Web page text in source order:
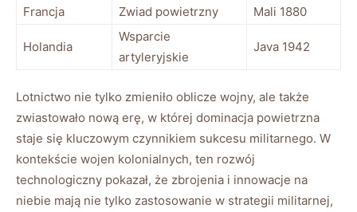
Francja
Zwiad powietrzny Mali 1880
Holandia
Wsparcie
artyleryjskie
Java 1942
Lotnictwo nie tylko zmieniło oblicze wojny, ale także
zwiastowało nową erę, w której dominacja powietrzna
staje się kluczowym czynnikiem sukcesu militarnego. W
kontekście wojen kolonialnych, ten rozwój
technologiczny pokazał, że zbrojenia i innowacje na
niebie mają nie tylko zastosowanie w strategii militarnej,